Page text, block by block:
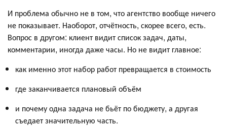
И проблема обычно не в том, что агентство вообще ничего
не показывает. Наоборот, отчётность, скорее всего, есть.
Вопрос в другом: клиент видит список задач, даты,
комментарии, иногда даже часы. Но не видит главное:
как именно этот набор работ превращается в стоимость
где заканчивается плановый объём
и почему одна задача не бьёт по бюджету, а другая
съедает значительную часть.